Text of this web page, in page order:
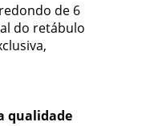
de 6
do retábulo
qualidade